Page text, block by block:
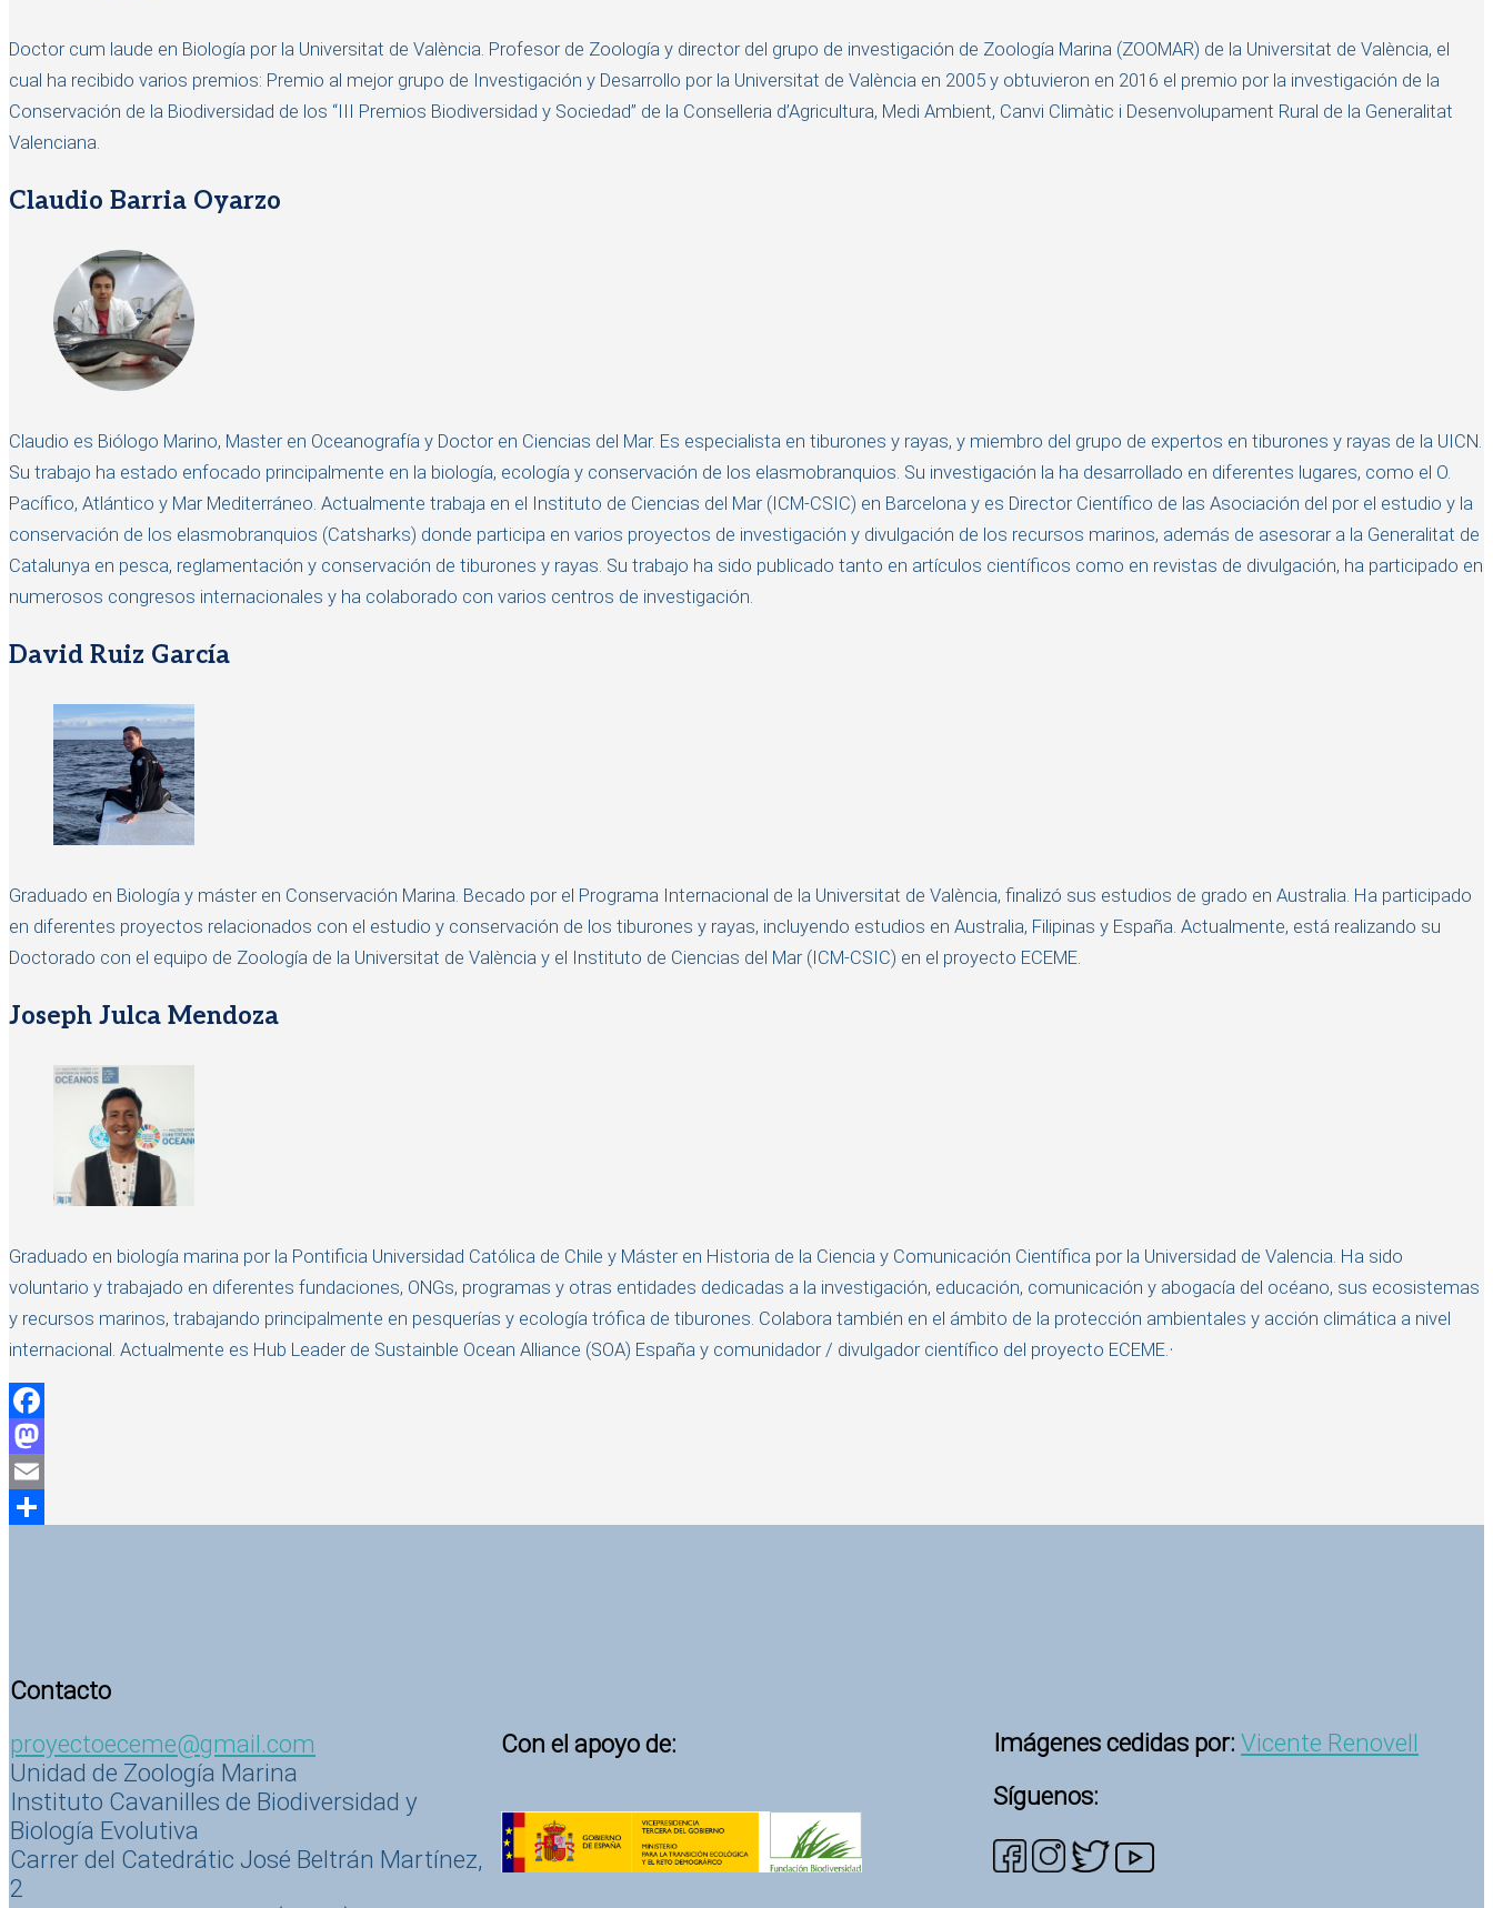
Doctor cum laude en Biología por la Universitat de València. Profesor de Zoología y director del grupo de investigación de Zoología Marina (ZOOMAR) de la Universitat de València, el
cual ha recibido varios premios: Premio al mejor grupo de Investigación y Desarrollo por la Universitat de València en 2005 y obtuvieron en 2016 el premio por la investigación de la
Conservación de la Biodiversidad de los “III Premios Biodiversidad y Sociedad” de la Conselleria d’Agricultura, Medi Ambient, Canvi Climàtic i Desenvolupament Rural de la Generalitat
Valenciana.
Claudio Barria Oyarzo
Claudio es Biólogo Marino, Master en Oceanografía y Doctor en Ciencias del Mar. Es especialista en tiburones y rayas, y miembro del grupo de expertos en tiburones y rayas de la UICN.
Su trabajo ha estado enfocado principalmente en la biología, ecología y conservación de los elasmobranquios. Su investigación la ha desarrollado en diferentes lugares, como el O.
Pacífico, Atlántico y Mar Mediterráneo. Actualmente trabaja en el Instituto de Ciencias del Mar (ICM-CSIC) en Barcelona y es Director Científico de las Asociación del por el estudio y la
conservación de los elasmobranquios (Catsharks) donde participa en varios proyectos de investigación y divulgación de los recursos marinos, además de asesorar a la Generalitat de
Catalunya en pesca, reglamentación y conservación de tiburones y rayas. Su trabajo ha sido publicado tanto en artículos científicos como en revistas de divulgación, ha participado en
numerosos congresos internacionales y ha colaborado con varios centros de investigación.
David Ruiz García
Graduado en Biología y máster en Conservación Marina. Becado por el Programa Internacional de la Universitat de València, finalizó sus estudios de grado en Australia. Ha participado
en diferentes proyectos relacionados con el estudio y conservación de los tiburones y rayas, incluyendo estudios en Australia, Filipinas y España. Actualmente, está realizando su
Doctorado con el equipo de Zoología de la Universitat de València y el Instituto de Ciencias del Mar (ICM-CSIC) en el proyecto ECEME.
Joseph Julca Mendoza
Graduado en biología marina por la Pontificia Universidad Católica de Chile y Máster en Historia de la Ciencia y Comunicación Científica por la Universidad de Valencia. Ha sido
voluntario y trabajado en diferentes fundaciones, ONGs, programas y otras entidades dedicadas a la investigación, educación, comunicación y abogacía del océano, sus ecosistemas
y recursos marinos, trabajando principalmente en pesquerías y ecología trófica de tiburones. Colabora también en el ámbito de la protección ambientales y acción climática a nivel
internacional. Actualmente es Hub Leader de Sustainble Ocean Alliance (SOA) España y comunidador / divulgador científico del proyecto ECEME..
Facebook
Mastodon
Email
Contacto
proyectoeceme@gmail.com
Unidad de Zoología Marina
Instituto Cavanilles de Biodiversidad y
Biología Evolutiva
Carrer del Catedrátic José Beltrán Martínez,
2
Con el apoyo de: Imágenes cedidas por: Vicente Renovell
Síguenos: